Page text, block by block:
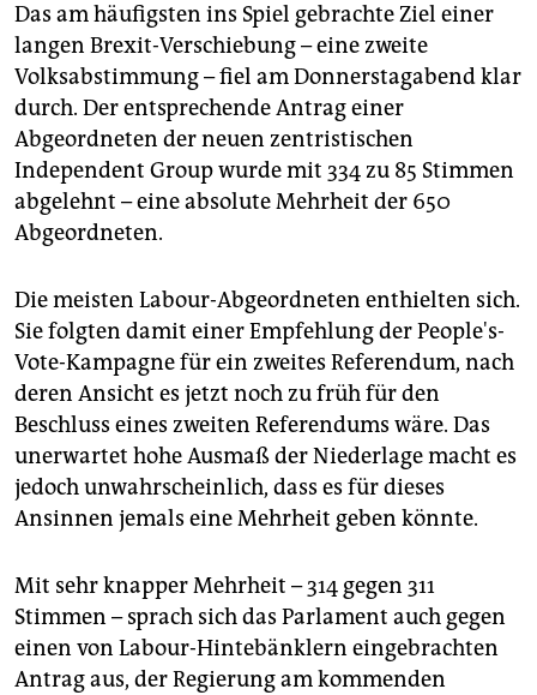
Das am häufigsten ins Spiel gebrachte Ziel einer
langen Brexit-Verschiebung – eine zweite
Volksabstimmung – fiel am Donnerstagabend klar
durch. Der entsprechende Antrag einer
Abgeordneten der neuen zentristischen
Independent Group wurde mit 334 zu 85 Stimmen
abgelehnt – eine absolute Mehrheit der 650
Abgeordneten.
Die meisten Labour-Abgeordneten enthielten sich.
Sie folgten damit einer Empfehlung der People's-
Vote-Kampagne für ein zweites Referendum, nach
deren Ansicht es jetzt noch zu früh für den
Beschluss eines zweiten Referendums wäre. Das
unerwartet hohe Ausmaß der Niederlage macht es
jedoch unwahrscheinlich, dass es für dieses
Ansinnen jemals eine Mehrheit geben könnte.
Mit sehr knapper Mehrheit – 314 gegen 311
Stimmen – sprach sich das Parlament auch gegen
einen von Labour-Hintebänklern eingebrachten
Antrag aus, der Regierung am kommenden